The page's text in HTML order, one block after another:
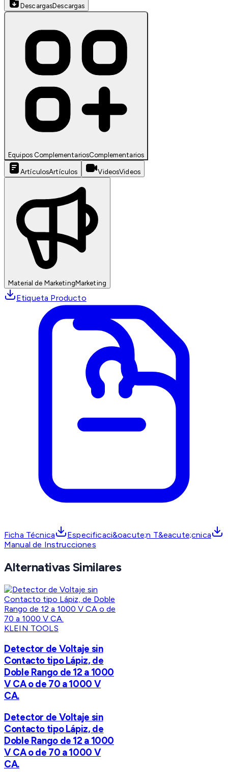
DescargasDescargas
Equipos ComplementariosComplementarios
ArtículosArtículos VideosVideos
Material de MarketingMarketing
Etiqueta Producto
Ficha Técnica
Especificaci&oacute;n T&eacute;cnica
Manual de Instrucciones
Alternativas Similares
KLEIN TOOLS
Detector de Voltaje sin
Contacto tipo Lápiz, de
Doble Rango de 12 a 1000
V CA o de 70 a 1000 V
CA.
Detector de Voltaje sin
Contacto tipo Lápiz, de
Doble Rango de 12 a 1000
V CA o de 70 a 1000 V
CA.